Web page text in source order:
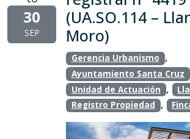
30
SEP
(UA.SO.114 –
Moro)
Gerencia Urbanismo ,
Ayuntamiento Santa Cruz
Unidad de Actuación ,
Registro Propiedad ,